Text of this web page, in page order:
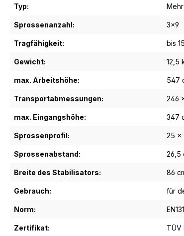
Typ:
Sprossenanzahl: 3x9
Tragfähigkeit: bis
Gewicht: 12,5
max. Arbeitshöhe: 547
Transportabmessungen: 246
max. Eingangshöhe: 347
Sprossenprofil: 25 x
Sprossenabstand: 26,5
Breite des Stabilisators: 86
Gebrauch: für
Norm:
Zertifikat: TÜV